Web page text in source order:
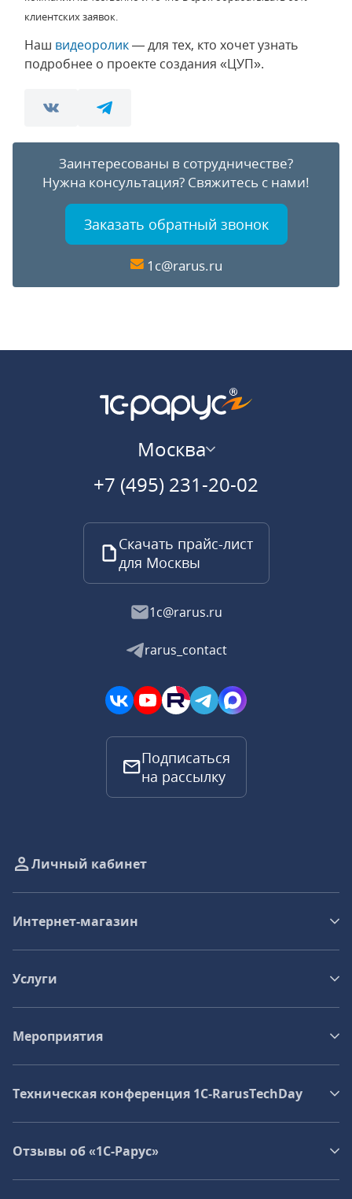
клиентских заявок.
Наш видеоролик— для тех, кто хочет узнать
подробнее о проекте создания «ЦУП».
Заинтересованы в сотрудничестве?
Нужна консультация? Свяжитесь с нами!
Заказать обратный звонок
1c@rarus.ru
Москва
+7 (495) 231-20-02
Скачать прайс-лист
для Москвы
1c@rarus.ru
rarus_contact
Подписаться
на рассылку
Личный кабинет
Интернет-магазин
Услуги
Мероприятия
Техническая конференция 1C‑RarusTechDay
Отзывы об «1С-Рарус»